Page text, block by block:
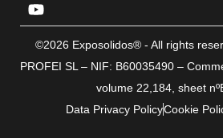
©2026 Exposolidos® - All rights
PROFEI SL – NIF: B60035490 –
volume 22,184, sheet
Data Privacy PolicyCookie